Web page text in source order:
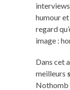
humour
regard
image :
Dans cet
meilleurs
Nothomb